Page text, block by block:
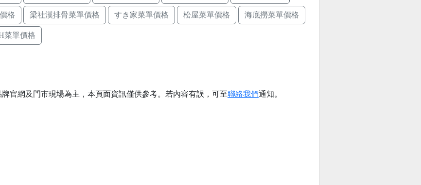
格 梁社漢排骨菜單價格 すき家菜單價格 松屋菜單價格 海底撈菜單價格
菜單價格
官網及門市現場為主，本頁面資訊僅供參考。若內容有誤，可至聯絡我們通知。